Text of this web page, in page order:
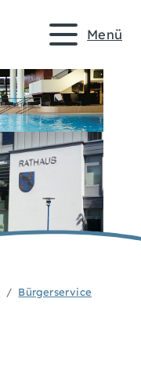
Menü
Bürgerservice